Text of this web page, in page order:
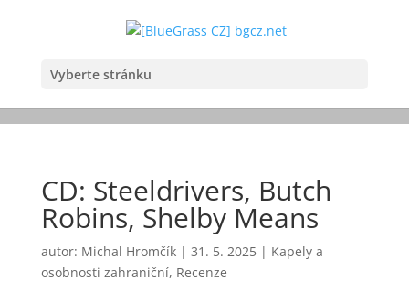
Vyberte stránku
CD: Steeldrivers, Butch
Robins, Shelby Means
autor: Michal Hromčík| 31. 5. 2025| Kapely a
osobnosti zahraniční, Recenze